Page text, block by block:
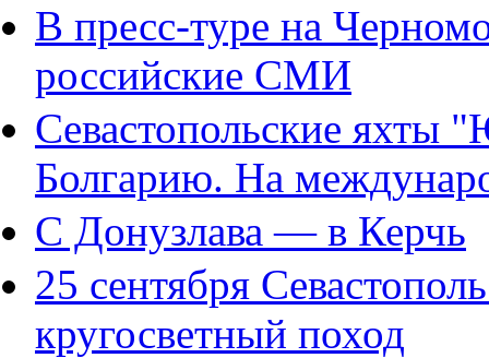
В пресс-туре на
российские СМИ
Севастопольские
Болгарию. На
С Донузлава — в Керчь
25 сентября
кругосветный поход